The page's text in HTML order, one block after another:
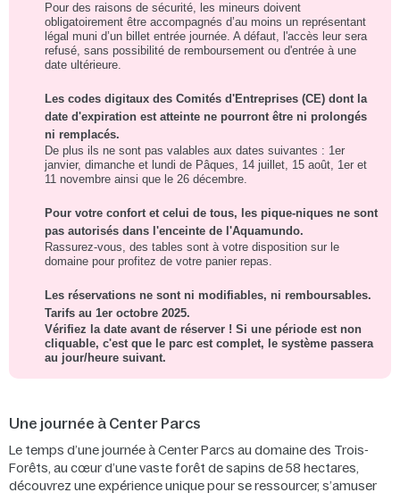
Pour des raisons de sécurité, les mineurs doivent
obligatoirement être accompagnés d’au moins un représentant
légal muni d’un billet entrée journée. A défaut, l'accès leur sera
refusé, sans possibilité de remboursement ou d'entrée à une
date ultérieure.
Les codes digitaux des Comités d'Entreprises (CE) dont la
date d'expiration est atteinte ne pourront être ni prolongés
ni remplacés.
De plus ils ne sont pas valables aux dates suivantes : 1er
janvier, dimanche et lundi de Pâques, 14 juillet, 15 août, 1er et
11 novembre ainsi que le 26 décembre.
Pour votre confort et celui de tous, les pique-niques ne sont
pas autorisés dans l'enceinte de l'Aquamundo.
Rassurez-vous, des tables sont à votre disposition sur le
domaine pour profitez de votre panier repas.
Les réservations ne sont ni modifiables, ni remboursables.
Tarifs au 1er octobre 2025.
Vérifiez la date avant de réserver ! Si une période est non
cliquable, c'est que le parc est complet, le système passera
au jour/heure suivant.
Une journée à Center Parcs
Le temps d’une journée à Center Parcs au domaine des Trois-
Forêts, au cœur d’une vaste forêt de sapins de 58 hectares,
découvrez une expérience unique pour se ressourcer, s’amuser